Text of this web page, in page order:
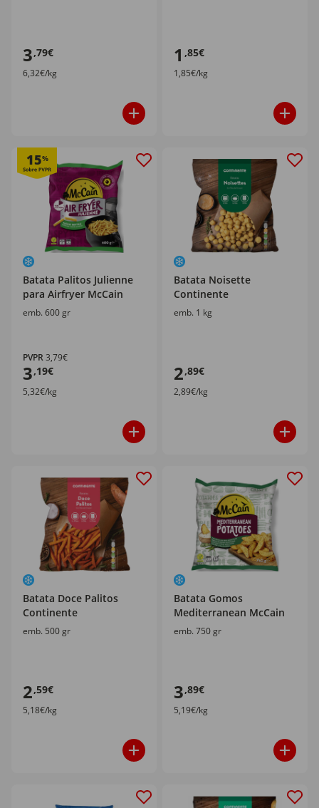
3,79€
6,32€/kg
1 ,85€
1,85€/kg
15%
Batata Palitos Julienne
para Airfryer McCain
emb. 600 gr
PVPR3,79€
3,19€
5,32€/kg
Batata Noisette
Continente
emb. 1 kg
2,89€
2,89€/kg
Batata Doce Palitos
Continente
emb. 500 gr
2,59€
5,18€/kg
Batata Gomos
Mediterranean McCain
emb. 750 gr
3,89€
5,19€/kg